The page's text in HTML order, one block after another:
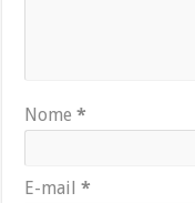
Nome*
E-mail*